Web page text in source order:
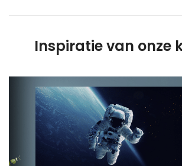
Inspiratie van onze